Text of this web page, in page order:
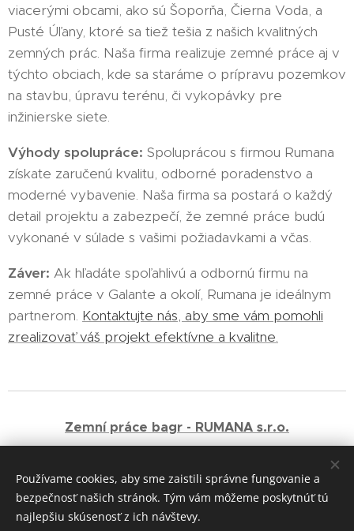
viacerými obcami, ako sú Šoporňa, Čierna Voda, a
Pusté Úľany, ktoré sa tiež tešia z našich kvalitných
zemných prác. Naša firma realizuje zemné práce aj v
týchto obciach, kde sa staráme o prípravu pozemkov
na stavbu, úpravu terénu, či vykopávky pre
inžinierske siete.
Výhody spolupráce: Spoluprácou s firmou Rumana
získate zaručenú kvalitu, odborné poradenstvo a
moderné vybavenie. Naša firma sa postará o každý
detail projektu a zabezpečí, že zemné práce budú
vykonané v súlade s vašimi požiadavkami a včas.
Záver: Ak hľadáte spoľahlivú a odbornú firmu na
zemné práce v Galante a okolí, Rumana je ideálnym
partnerom. Kontaktujte nás, aby sme vám pomohli
zrealizovať váš projekt efektívne a kvalitne.
Zemní práce bagr - RUMANA s.r.o.
Cookies
Používame cookies, aby sme zaistili správne fungovanie a
bezpečnosť našich stránok. Tým vám môžeme poskytnúť tú
najlepšiu skúsenosť z ich návštevy.